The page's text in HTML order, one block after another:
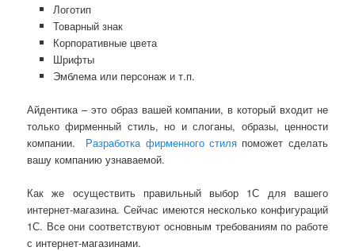
Логотип
Товарный знак
Корпоративные цвета
Шрифты
Эмблема или персонаж и т.п.
Айдентика – это образ вашей компании, в который входит не
только фирменный стиль, но и слоганы, образы, ценности
компании. Разработка фирменного стиляпоможет сделать
вашу компанию узнаваемой.
Как же осуществить правильный выбор 1С для вашего
интернет-магазина. Сейчас имеются несколько конфигураций
1С. Все они соответствуют основным требованиям по работе
с интернет-магазинами.